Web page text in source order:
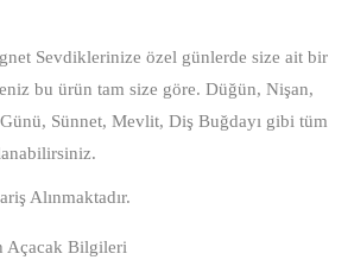
Sevdiklerinize özel günlerde size ait bir
bu ürün tam size göre. Düğün, Nişan,
Sünnet, Mevlit, Diş Buğdayı gibi tüm
Alınmaktadır.
Açacak Bilgileri